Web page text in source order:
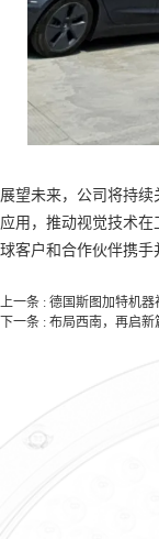
展望未来，公司将持
应用，推动视觉技术
球客户和合作伙伴携手
上一条 : 德国斯图加特机器
下一条 : 布局西南，再启新